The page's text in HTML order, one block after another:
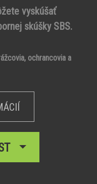
vyskúšať
skúšky SBS.
ochrancovia a